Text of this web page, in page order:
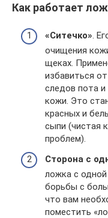
Как работает
«Ситечко».
очищения
щеках.
избавиться
следов пота и
кожи. Это
красных и
сыпи (чистая
проблем).
Сторона с
ложка с
борьбы с
что вам
поместить